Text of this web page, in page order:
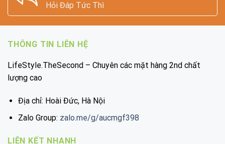
Hỏi Đáp Tức Thì
THÔNG TIN LIÊN HỆ
LifeStyle.TheSecond – Chuyên các mặt hàng 2nd chất
lượng cao
Địa chỉ: Hoài Đức, Hà Nội
Zalo Group: zalo.me/g/aucmgf398
LIÊN KẾT NHANH